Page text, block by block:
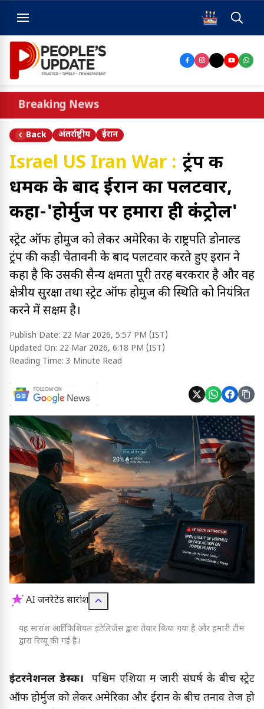
Breaking News
Back अंतर्राष्ट्रीय ईरान
Israel US Iran War : ट्रंप की
धमकी के बाद ईरान का पलटवार,
कहा-'होर्मुज पर हमारा ही कंट्रोल'
स्ट्रेट ऑफ होर्मुज को लेकर अमेरिका के राष्ट्रपति डोनाल्ड
ट्रंप की कड़ी चेतावनी के बाद पलटवार करते हुए ईरान ने
कहा है कि उसकी सैन्य क्षमता पूरी तरह बरकरार है और वह
क्षेत्रीय सुरक्षा तथा स्ट्रेट ऑफ होर्मुज की स्थिति को नियंत्रित
करने में सक्षम है।
Publish Date: 22 Mar 2026, 5:57 PM (IST)
Updated On: 22 Mar 2026, 6:18 PM (IST)
Reading Time: 3 Minute Read
AI जनरेटेड सारांश
यह सारांश आर्टिफिशियल इंटेलिजेंस द्वारा तैयार किया गया है और हमारी टीम
द्वारा रिव्यू की गई है।
इंटरनेशनल डेस्क।
पश्चिम एशिया में जारी संघर्ष के बीच स्ट्रेट
ऑफ होर्मुज को लेकर अमेरिका और ईरान के बीच तनाव तेज हो